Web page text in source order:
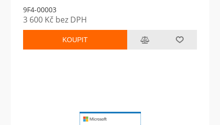
9F4-00003
3 600 Kč bez DPH
KOUPIT